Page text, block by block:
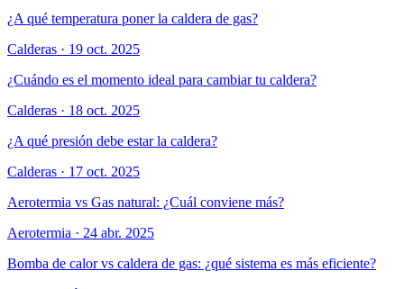
¿A qué temperatura poner la caldera de gas?
Calderas · 19 oct. 2025
¿Cuándo es el momento ideal para cambiar tu caldera?
Calderas · 18 oct. 2025
¿A qué presión debe estar la caldera?
Calderas · 17 oct. 2025
Aerotermia vs Gas natural: ¿Cuál conviene más?
Aerotermia · 24 abr. 2025
Bomba de calor vs caldera de gas: ¿qué sistema es más eficiente?